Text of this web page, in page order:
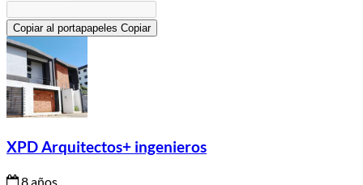
Copiar al portapapeles Copiar
XPD Arquitectos+ ingenieros
8 años